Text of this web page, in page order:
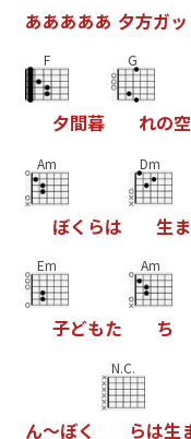
あああああ 夕方ガッ
F
夕間暮
G
れの空
Am
ぼく らは
Dm
生ま
Em
子どもた
Am
ち
ん～ぼく
N.C.
らは生